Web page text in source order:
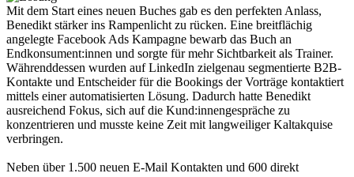
Mit dem Start eines neuen Buches gab es den perfekten Anlass,
Benedikt stärker ins Rampenlicht zu rücken. Eine breitflächig
angelegte Facebook Ads Kampagne bewarb das Buch an
Endkonsument:innen und sorgte für mehr Sichtbarkeit als Trainer.
Währenddessen wurden auf LinkedIn zielgenau segmentierte B2B-
Kontakte und Entscheider für die Bookings der Vorträge kontaktiert
mittels einer automatisierten Lösung. Dadurch hatte Benedikt
ausreichend Fokus, sich auf die Kund:innengespräche zu
konzentrieren und musste keine Zeit mit langweiliger Kaltakquise
verbringen.
Neben über 1.500 neuen E-Mail Kontakten und 600 direkt